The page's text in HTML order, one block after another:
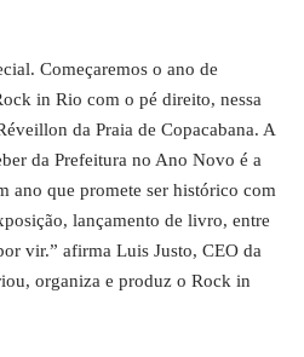
Começaremos o ano de
in Rio com o pé direito, nessa
da Praia de Copacabana. A
da Prefeitura no Ano Novo é a
ano que promete ser histórico com
lançamento de livro, entre
vir.” afirma Luis Justo, CEO da
organiza e produz o Rock in